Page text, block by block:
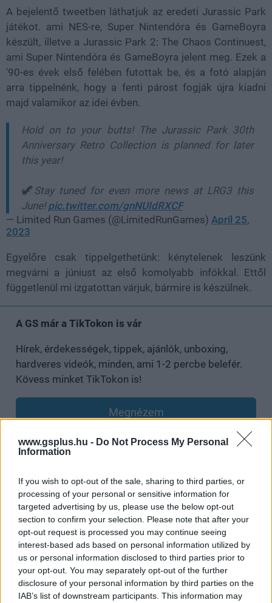
www.gsplus.hu - Do Not Process My Personal
Information
If you wish to opt-out of the sale, sharing to third parties, or
processing of your personal or sensitive information for
targeted advertising by us, please use the below opt-out
section to confirm your selection. Please note that after your
opt-out request is processed you may continue seeing
interest-based ads based on personal information utilized by
us or personal information disclosed to third parties prior to
your opt-out. You may separately opt-out of the further
disclosure of your personal information by third parties on the
IAB’s list of downstream participants. This information may
A bejelentő tweetben láthatjuk az eredeti Jurassic Park
játékot. ami NES-re, Super Nintendóra és GameBoyra
készült, illetve a Jurassic Park 2: The Chaos Continuest,
ami Super Nintendóra és GameBoyra jelent meg. Ezek a
'90-es évek első felében futottak be, és a fotó alapján
arra tippelnénk, hogy a fenti párost fogják újra kiadni
majd valamikor az idei évben.
Hold on to your butts! The Jurassic Park 30th
Anniversary Retro Collection is planned for later
this year!
🦖Stay tuned for even more news at LRG3 this
June!pic.twitter.com/gnNUIdRXCF
— Limited Run Games (@LimitedRunGames) April 25,
2023
Egyelőre csak tippelgethetünk: kénytelenek leszünk
megvárni a júniust az első komolyabb infókkal. Ettől
függetlenül mi izgatottan várjuk, bármire is készülnek.
A GS már a TikTokon is vár
Hírek, érdekességek, tippek, ajánlók, unboxing,
hardveres videók, minden, ami 1-2 percbe belefér.
Kövess minket TikTokon is!
Megnézem
hangulata – Jön a második forduló! (X)
Július végén folytatódik a balatoni strandröplabda-
sorozat.
Címkék: #jurassic park #limited run games